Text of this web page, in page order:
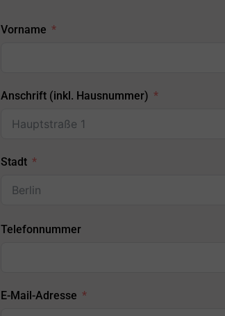
Vorname
Anschrift (inkl. Hausnummer)
Stadt
Telefonnummer
E-Mail-Adresse